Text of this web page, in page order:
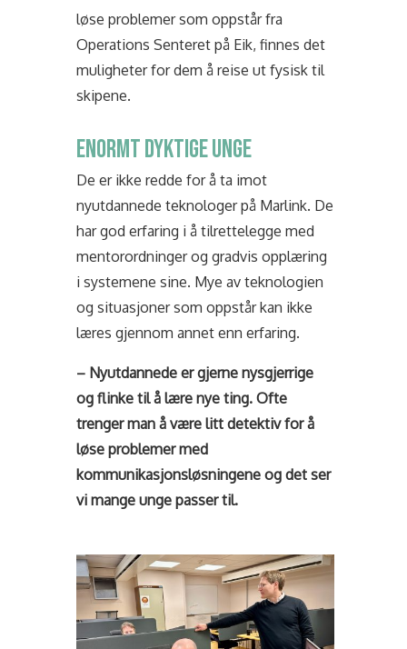
løse problemer som oppstår fra
Operations Senteret på Eik, finnes det
muligheter for dem å reise ut fysisk til
skipene.
ENORMT DYKTIGE UNGE
De er ikke redde for å ta imot
nyutdannede teknologer på Marlink. De
har god erfaring i å tilrettelegge med
mentorordninger og gradvis opplæring
i systemene sine. Mye av teknologien
og situasjoner som oppstår kan ikke
læres gjennom annet enn erfaring.
– Nyutdannede er gjerne nysgjerrige
og flinke til å lære nye ting. Ofte
trenger man å være litt detektiv for å
løse problemer med
kommunikasjonsløsningene og det ser
vi mange unge passer til.